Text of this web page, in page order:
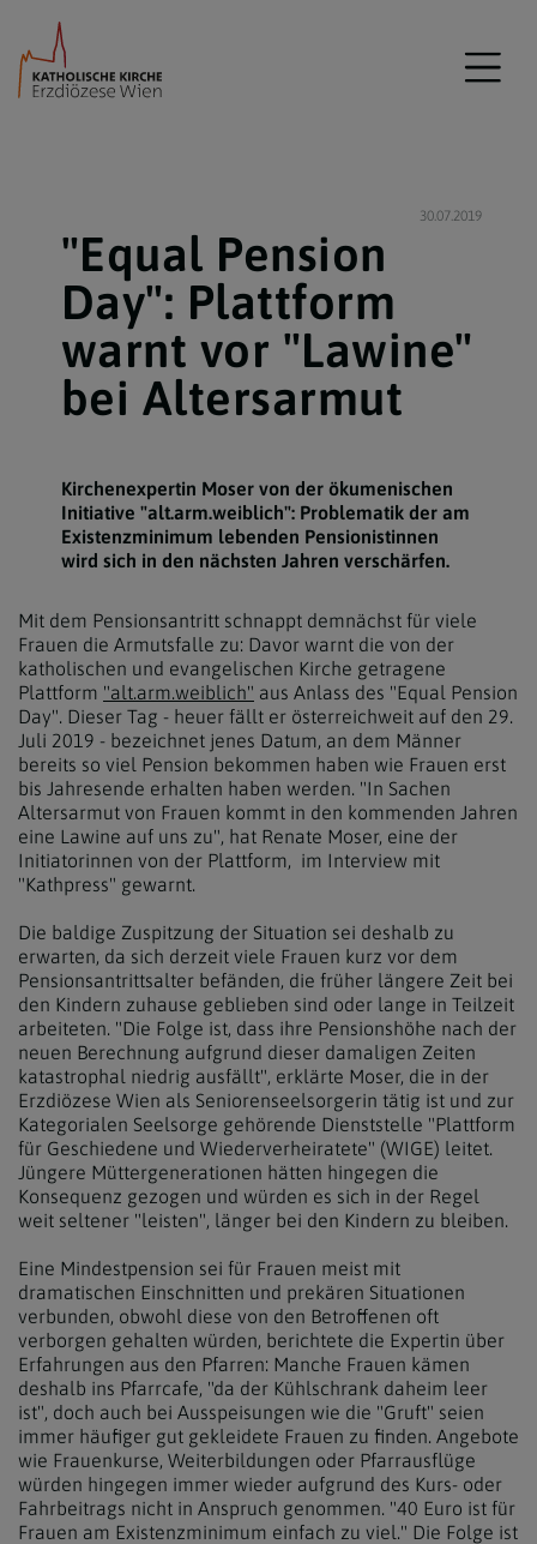
30.07.2019
"Equal Pension
Day": Plattform
warnt vor "Lawine"
bei Altersarmut
Kirchenexpertin Moser von der ökumenischen
Initiative "alt.arm.weiblich": Problematik der am
Existenzminimum lebenden Pensionistinnen
wird sich in den nächsten Jahren verschärfen.
Mit dem Pensionsantritt schnappt demnächst für viele
Frauen die Armutsfalle zu: Davor warnt die von der
katholischen und evangelischen Kirche getragene
Plattform "alt.arm.weiblich" aus Anlass des "Equal Pension
Day". Dieser Tag - heuer fällt er österreichweit auf den 29.
Juli 2019 - bezeichnet jenes Datum, an dem Männer
bereits so viel Pension bekommen haben wie Frauen erst
bis Jahresende erhalten haben werden. "In Sachen
Altersarmut von Frauen kommt in den kommenden Jahren
eine Lawine auf uns zu", hat Renate Moser, eine der
Initiatorinnen von der Plattform, im Interview mit
"Kathpress" gewarnt.
Die baldige Zuspitzung der Situation sei deshalb zu
erwarten, da sich derzeit viele Frauen kurz vor dem
Pensionsantrittsalter befänden, die früher längere Zeit bei
den Kindern zuhause geblieben sind oder lange in Teilzeit
arbeiteten. "Die Folge ist, dass ihre Pensionshöhe nach der
neuen Berechnung aufgrund dieser damaligen Zeiten
katastrophal niedrig ausfällt", erklärte Moser, die in der
Erzdiözese Wien als Seniorenseelsorgerin tätig ist und zur
Kategorialen Seelsorge gehörende Dienststelle "Plattform
für Geschiedene und Wiederverheiratete" (WIGE) leitet.
Jüngere Müttergenerationen hätten hingegen die
Konsequenz gezogen und würden es sich in der Regel
weit seltener "leisten", länger bei den Kindern zu bleiben.
Eine Mindestpension sei für Frauen meist mit
dramatischen Einschnitten und prekären Situationen
verbunden, obwohl diese von den Betroffenen oft
verborgen gehalten würden, berichtete die Expertin über
Erfahrungen aus den Pfarren: Manche Frauen kämen
deshalb ins Pfarrcafe, "da der Kühlschrank daheim leer
ist", doch auch bei Ausspeisungen wie die "Gruft" seien
immer häufiger gut gekleidete Frauen zu finden. Angebote
wie Frauenkurse, Weiterbildungen oder Pfarrausflüge
würden hingegen immer wieder aufgrund des Kurs- oder
Fahrbeitrags nicht in Anspruch genommen. "40 Euro ist für
Frauen am Existenzminimum einfach zu viel." Die Folge ist